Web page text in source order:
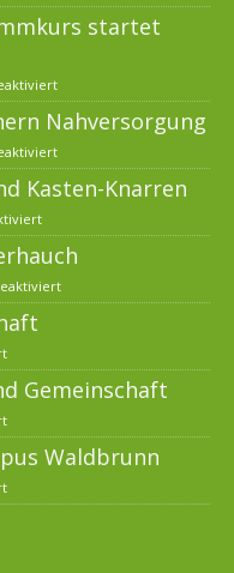
startet
Nahversorgung
Kasten-Knarren
Gemeinschaft
Waldbrunn